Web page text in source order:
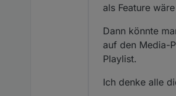
als Feature
Dann könnte
auf den Media-
Playlist.
Ich denke alle